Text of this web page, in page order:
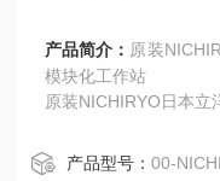
产品简介： 原装NICHIRYO日本
模块化工作站
原装NICHIRYO日本立
产品型号：00-